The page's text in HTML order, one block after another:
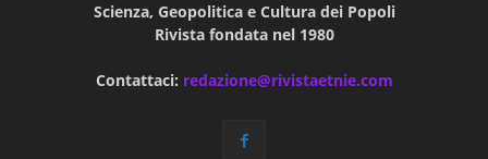
Scienza, Geopolitica e Cultura dei Popoli
Rivista fondata nel 1980
Contattaci: redazione@rivistaetnie.com